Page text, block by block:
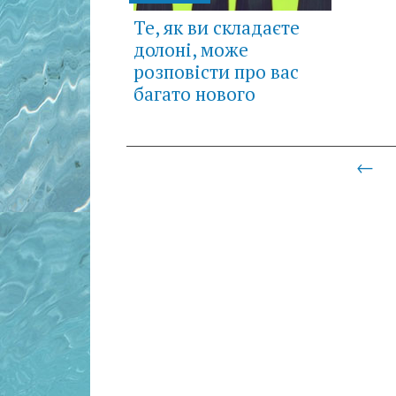
Те, як ви складаєте
долоні, може
розповісти про вас
багато нового
←